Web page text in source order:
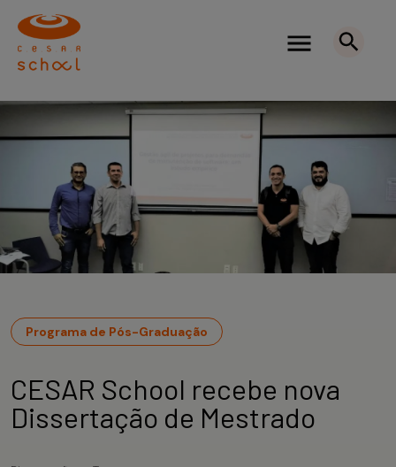
Programa de Pós-Graduação
CESAR School recebe nova
Dissertação de Mestrado